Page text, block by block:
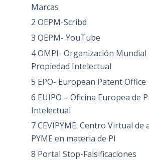
Marcas
2 OEPM-Scribd
3 OEPM- YouTube
4 OMPI- Organización Mundial
Propiedad Intelectual
5 EPO- European Patent Office
6 EUIPO – Oficina Europea de
Intelectual
7 CEVIPYME: Centro Virtual de
PYME en materia de PI
8 Portal Stop-Falsificaciones